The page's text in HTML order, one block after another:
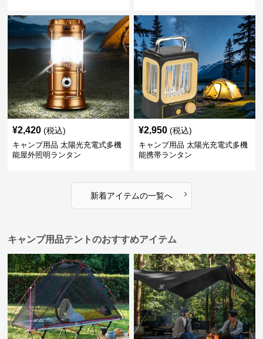
¥2,420 (税込)
キャンプ用品 太陽光充電式多機
能屋外照明ランタン
¥2,950 (税込)
キャンプ用品 太陽光充電式多機
能携帯ランタン
新着アイテムの一覧へ ›
キャンプ用品テントのおすすめアイテム